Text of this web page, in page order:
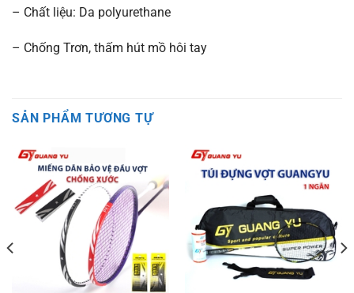
– Chất liệu: Da polyurethane
– Chống Trơn, thấm hút mồ hôi tay
SẢN PHẨM TƯƠNG TỰ